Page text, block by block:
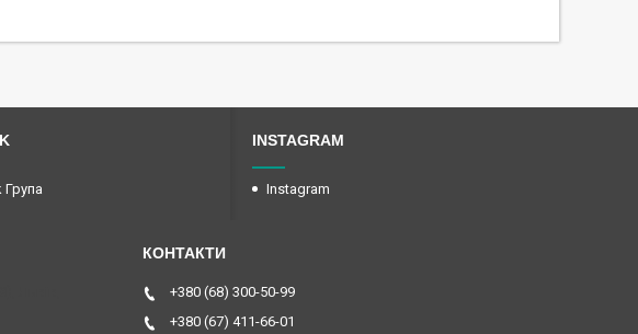
INSTAGRAM
Instagram
+380 (68) 300-50-99
+380 (67) 411-66-01